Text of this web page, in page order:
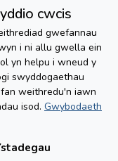
cwcis
gwefannau
i ni allu gwella ein
yn helpu i wneud y
swyddogaethau
weithredu'n iawn
isod. Gwybodaeth